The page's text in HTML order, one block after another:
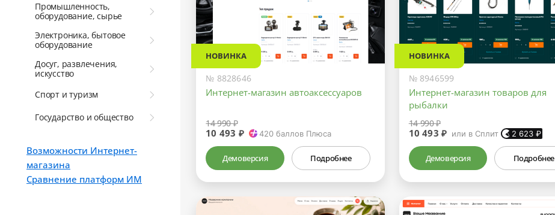
Промышленность,
оборудование, сырье
Электроника, бытовое
оборудование
Досуг, развлечения,
искусство
Спорт и туризм
Государство и общество
Возможности Интернет-
магазина
Сравнение платформ ИМ
НОВИНКА
№ 8828646
Интернет-магазин автоаксессуаров
14 990 ₽
10 493 ₽ 420баллов Плюса
Демоверсия Подробнее
НОВИНКА
№ 8946599
Интернет-магазин товаров для
рыбалки
14 990 ₽
10 493 ₽ или в Сплит 2 623 ₽
Демоверсия Подробнее